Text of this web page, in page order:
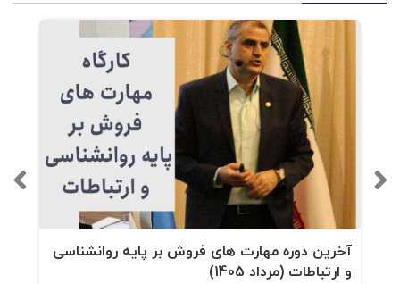
آخرین دوره مهارت های فروش بر پایه روانشناسی
و ارتباطات (مرداد 1405)